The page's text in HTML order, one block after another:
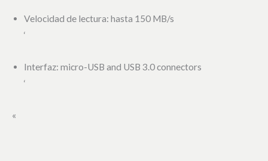
Velocidad de lectura: hasta 150 MB/s
‘
Interfaz: micro-USB and USB 3.0 connectors
‘
«